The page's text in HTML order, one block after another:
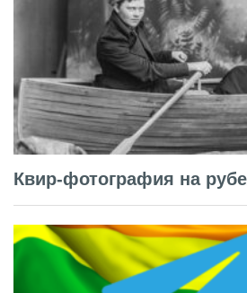
Квир-фотография на